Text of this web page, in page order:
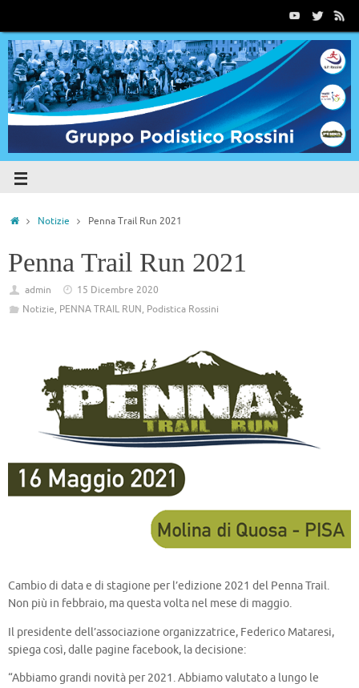
Notizie Penna Trail Run 2021
Penna Trail Run 2021
admin
15 Dicembre 2020
Notizie, PENNA TRAIL RUN, Podistica Rossini
Cambio di data e di stagione per l’edizione 2021 del Penna Trail.
Non più in febbraio, ma questa volta nel mese di maggio.
Il presidente dell’associazione organizzatrice, Federico Mataresi,
spiega così, dalle pagine facebook, la decisione:
“Abbiamo grandi novità per 2021. Abbiamo valutato a lungo le